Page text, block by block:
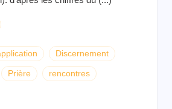
Discernement
Prière rencontres